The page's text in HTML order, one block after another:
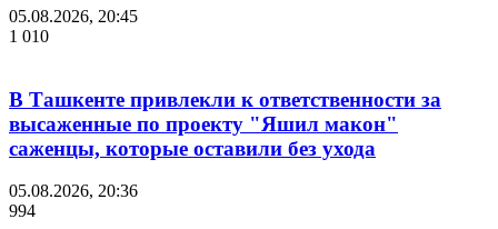
05.08.2026, 20:45
1 010
В Ташкенте привлекли к ответственности за
высаженные по проекту "Яшил макон"
саженцы, которые оставили без ухода
05.08.2026, 20:36
994